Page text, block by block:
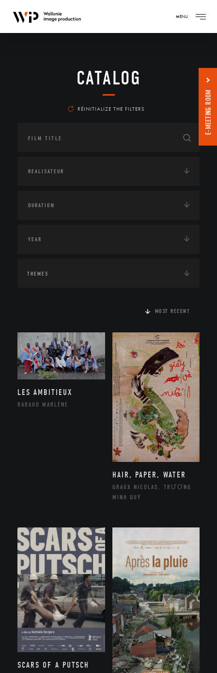
MENU
CATALOG
RÉINITIALIZE THE FILTERS
THEMES
MOST RECENT
LES AMBITIEUX
RABAUD MARLÈNE
HAIR, PAPER, WATER
GRAUX NICOLAS, TRƯƠNG
MINH QUÝ
SCARS OF A PUTSCH
E-MEETING ROOM